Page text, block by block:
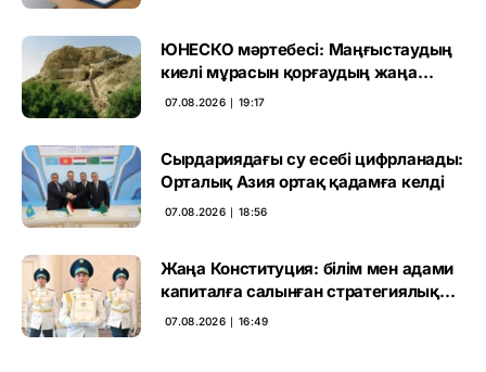
ЮНЕСКО мәртебесі: Маңғыстаудың
киелі мұрасын қорғаудың жаңа
кезеңі басталды
07.08.2026 ∣ 19:17
Сырдариядағы су есебі цифрланады:
Орталық Азия ортақ қадамға келді
07.08.2026 ∣ 18:56
Жаңа Конституция: білім мен адами
капиталға салынған стратегиялық
негіз
07.08.2026 ∣ 16:49